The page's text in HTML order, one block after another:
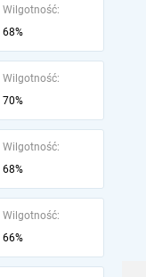
Wilgotność:
68%
Wilgotność:
70%
Wilgotność:
68%
Wilgotność:
66%